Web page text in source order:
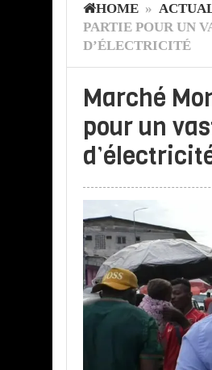
HOME »
PARTIE POUR UN
D’ÉLECTRICITÉ
Marché
pour un